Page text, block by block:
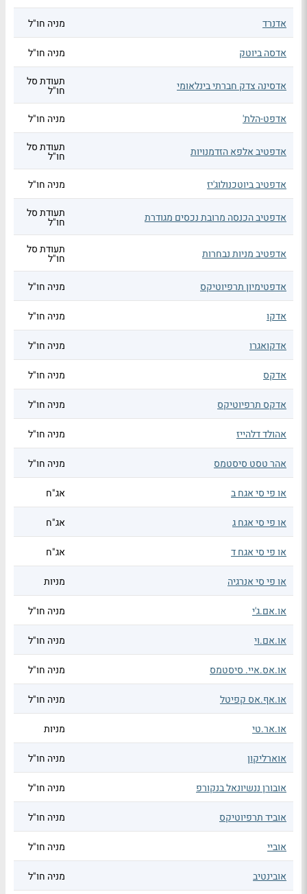
אדנרד מניה חו"ל
אדסה ביוטק מניה חו"ל
אדסינה צדק חברתי בינלאומי תעודת סל
חו"ל
אדפט-הלת'
מניה חו"ל
אדפטיב אלפא הזדמנויות תעודת סל
חו"ל
אדפטיב ביוטכנולוג'יז
מניה חו"ל
אדפטיב הכנסה מרובת נכסים מגודרת תעודת סל
חו"ל
אדפטיב מניות נבחרות תעודת סל
חו"ל
אדפטימיון תרפיוטיקס
מניה חו"ל
אדקו מניה חו"ל
אדקואגרו מניה חו"ל
אדקס מניה חו"ל
אדקס תרפיוטיקס מניה חו"ל
אהולד דלהייז מניה חו"ל
אהר טסט סיסטמס מניה חו"ל
או פי סי אגח ב אג"ח
או פי סי אגח ג אג"ח
או פי סי אגח ד אג"ח
או פי סי אנרגיה מניות
או.אם.ג'י מניה חו"ל
או.אם.וי מניה חו"ל
או.אס.איי. סיסטמס מניה חו"ל
או.אף.אס קפיטל מניה חו"ל
או.אר.טי מניות
אוארליקון מניה חו"ל
אובורן ננשיונאל בנקורפ מניה חו"ל
אוביד תרפיוטיקס מניה חו"ל
אוביי מניה חו"ל
אובינטיב מניה חו"ל